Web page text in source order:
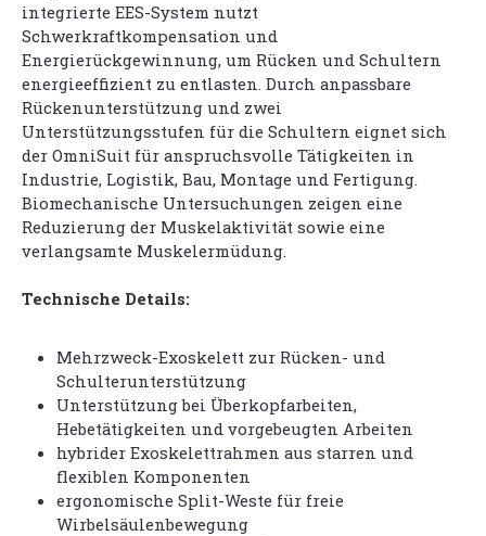
integrierte EES-System nutzt
Schwerkraftkompensation und
Energierückgewinnung, um Rücken und Schultern
energieeffizient zu entlasten. Durch anpassbare
Rückenunterstützung und zwei
Unterstützungsstufen für die Schultern eignet sich
der OmniSuit für anspruchsvolle Tätigkeiten in
Industrie, Logistik, Bau, Montage und Fertigung.
Biomechanische Untersuchungen zeigen eine
Reduzierung der Muskelaktivität sowie eine
verlangsamte Muskelermüdung.
Technische Details:
Mehrzweck-Exoskelett zur Rücken- und
Schulterunterstützung
Unterstützung bei Überkopfarbeiten,
Hebetätigkeiten und vorgebeugten Arbeiten
hybrider Exoskelettrahmen aus starren und
flexiblen Komponenten
ergonomische Split-Weste für freie
Wirbelsäulenbewegung